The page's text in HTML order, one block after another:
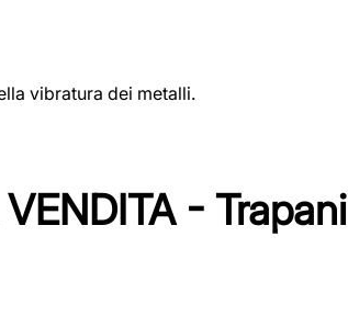
vibratura dei metalli.
- Trapani